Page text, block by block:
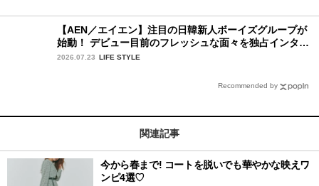
【AEN／エイエン】注目の日韓新人ボーイズグループが
始動！ デビュー目前のフレッシュな面々を独占インタビ
ュー。7人の魅力に迫ります♪
2026.07.23 LIFE STYLE
Recommended by
関連記事
今から春まで! コートを脱いでも華やかな映えワ
ンピ4選♡